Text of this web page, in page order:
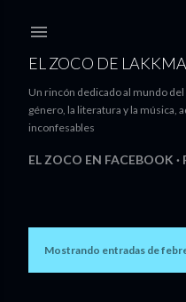
EL ZOCO DE
Un rincón dedicado al mundo
género, la literatura y la música,
inconfesables
EL ZOCO EN FACEBOOK
EMostrando entradas de